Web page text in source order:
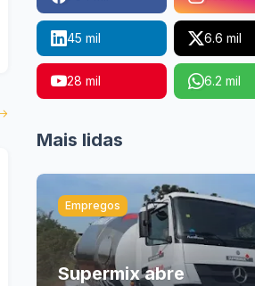
45 mil 6.6 mil
28 mil 6.2 mil
Mais lidas
Empregos
Supermix abre